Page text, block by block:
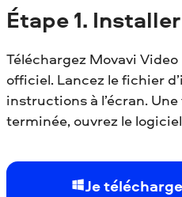
Étape1.
Téléchargez Movavi
officiel. Lancez le fichier
instructions à l’écran.
terminée, ouvrez le
Je